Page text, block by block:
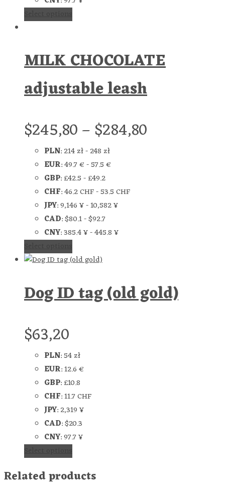
MILK CHOCOLATE
adjustable leash
$245,80–$284,80
PLN:214 zł-248 zł
EUR:49.7 €-57.5 €
GBP:£42.5-£49.2
CHF:46.2 CHF-53.5 CHF
JPY:9,146 ¥-10,582 ¥
CAD:$80.1-$92.7
CNY:385.4 ¥-445.8 ¥
Dog ID tag (old gold)
$63,20
PLN:54 zł
EUR:12.6 €
GBP:£10.8
CHF:11.7 CHF
JPY:2,319 ¥
CAD:$20.3
CNY:97.7 ¥
Related products